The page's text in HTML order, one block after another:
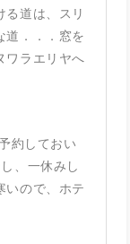
る道は、スリ
道．．．窓を
ワラエリヤへ
約しておい
、一休みし
いので、ホテ